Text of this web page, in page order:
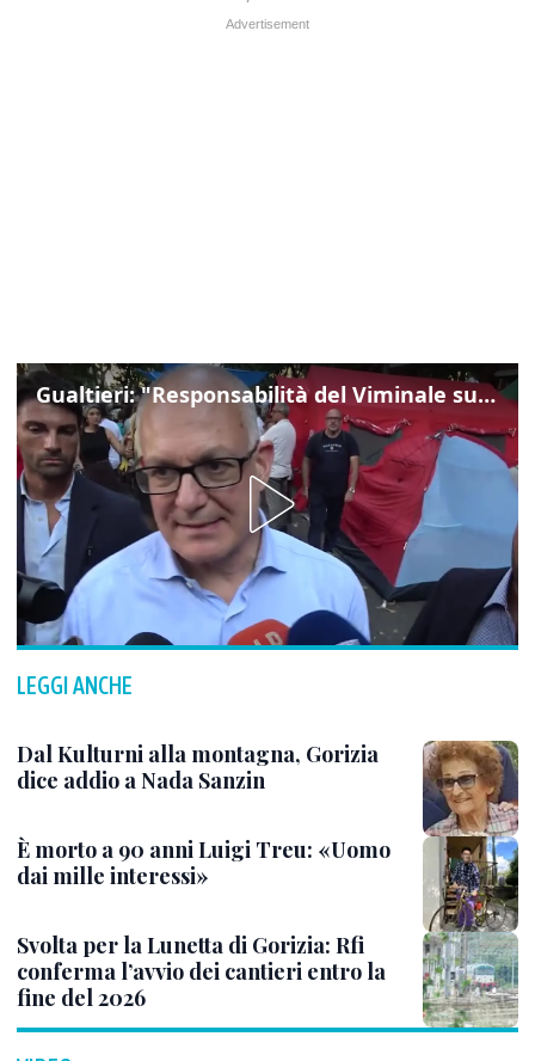
Gualtieri: "Responsabilità del Viminale su Spin Time? La posizione dei partiti è nota"
LEGGI ANCHE
Dal Kulturni alla montagna, Gorizia
dice addio a Nada Sanzin
È morto a 90 anni Luigi Treu: «Uomo
dai mille interessi»
Svolta per la Lunetta di Gorizia: Rfi
conferma l’avvio dei cantieri entro la
fine del 2026